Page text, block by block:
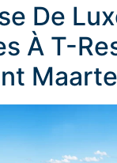
De
À T-